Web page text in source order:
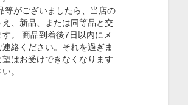
等がございましたら、当店の
、新品、または同等品と交
。 商品到着後7日以内にメ
絡ください。それを過ぎま
はお受けできなくなります
。